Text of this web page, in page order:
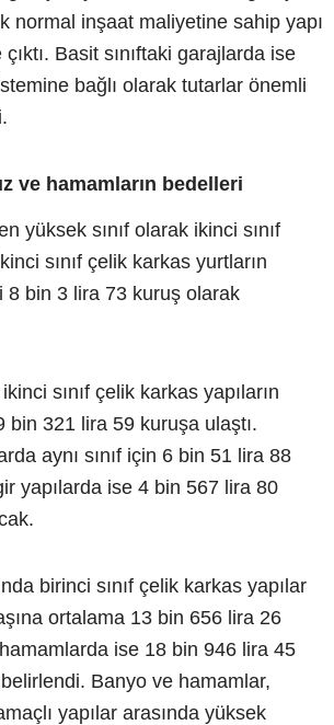
normal inşaat maliyetine sahip yapı
Basit sınıftaki garajlarda ise
bağlı olarak tutarlar önemli
ve hamamların bedelleri
yüksek sınıf olarak ikinci sınıf
sınıf çelik karkas yurtların
8 bin 3 lira 73 kuruş olarak
sınıf çelik karkas yapıların
bin 321 lira 59 kuruşa ulaştı.
aynı sınıf için 6 bin 51 lira 88
yapılarda ise 4 bin 567 lira 80
birinci sınıf çelik karkas yapılar
ortalama 13 bin 656 lira 26
ise 18 bin 946 lira 45
Banyo ve hamamlar,
yapılar arasında yüksek